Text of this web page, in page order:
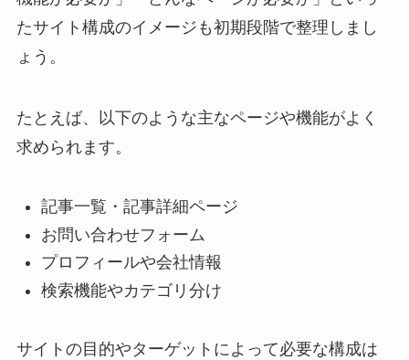
たサイト構成のイメージも初期段階で整理しまし
ょう。
たとえば、以下のような主なページや機能がよく
求められます。
記事一覧・記事詳細ページ
お問い合わせフォーム
プロフィールや会社情報
検索機能やカテゴリ分け
サイトの目的やターゲットによって必要な構成は